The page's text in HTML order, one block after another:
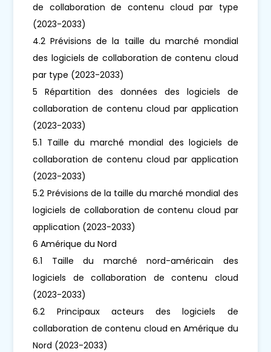
de collaboration de contenu cloud par type
(2023-2033)
4.2 Prévisions de la taille du marché mondial
des logiciels de collaboration de contenu cloud
par type (2023-2033)
5 Répartition des données des logiciels de
collaboration de contenu cloud par application
(2023-2033)
5.1 Taille du marché mondial des logiciels de
collaboration de contenu cloud par application
(2023-2033)
5.2 Prévisions de la taille du marché mondial des
logiciels de collaboration de contenu cloud par
application (2023-2033)
6 Amérique du Nord
6.1 Taille du marché nord-américain des
logiciels de collaboration de contenu cloud
(2023-2033)
6.2 Principaux acteurs des logiciels de
collaboration de contenu cloud en Amérique du
Nord (2023-2033)